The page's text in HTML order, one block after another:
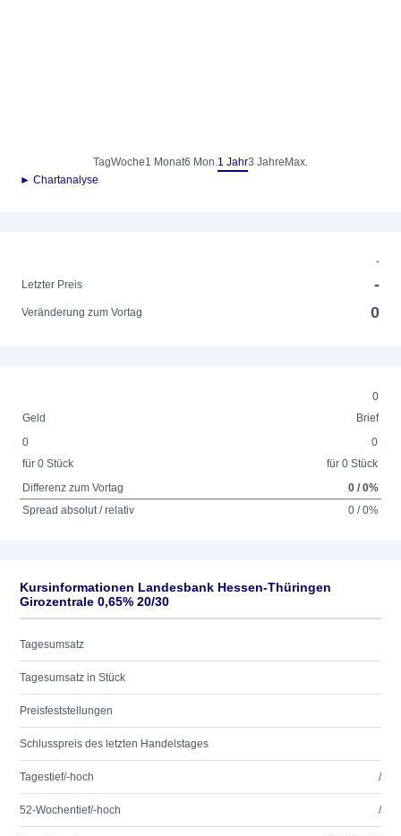
TagWoche1 Monat6 Mon.1 Jahr3 Jahre Max.
► Chartanalyse
-
Letzter Preis
-
Veränderung zum Vortag 0
0
Geld
Brief
0
für 0 Stück
0
für 0 Stück
Differenz zum Vortag
0 / 0%
Spread absolut / relativ
0 / 0%
Kursinformationen Landesbank Hessen-Thüringen
Girozentrale 0,65% 20/30
Tagesumsatz
Tagesumsatz in Stück
Preisfeststellungen
Schlusspreis des letzten Handelstages
Tagestief/-hoch /
52-Wochentief/-hoch /